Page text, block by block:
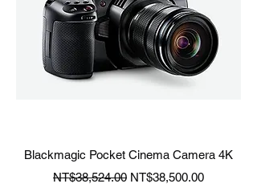
Blackmagic Pocket Cinema Camera 4K
一般價格
NT$38,524.00 促銷價格
NT$38,500.00